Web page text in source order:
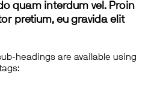
quam interdum vel. Proin
pretium, eu gravida elit
headings are available using